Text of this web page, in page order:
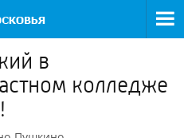
в
колледже